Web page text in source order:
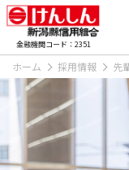
金融機関コード：2351
ホーム 採用情報 先